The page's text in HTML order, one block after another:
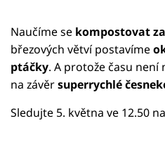
Naučíme se kompostovat
březových větví postavíme
ptáčky. A protože času není
na závěrsuperrychlé
Sledujte 5. května ve 12.50